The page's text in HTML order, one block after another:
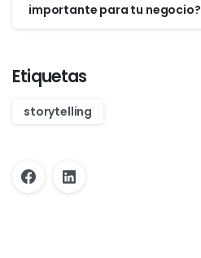
importante para tu negocio?
Etiquetas
storytelling